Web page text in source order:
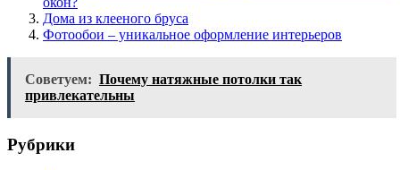
Дома из клееного бруса
Фотообои – уникальное оформление интерьеров
Советуем: Почему натяжные потолки так
привлекательны
Рубрики